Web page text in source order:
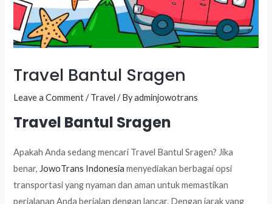
Travel Bantul Sragen
Leave a Comment /Travel / Byadminjowotrans
Travel Bantul Sragen
Apakah Anda sedang mencari Travel Bantul Sragen? Jika
benar, JowoTrans Indonesia menyediakan berbagai opsi
transportasi yang nyaman dan aman untuk memastikan
perjalanan Anda berjalan dengan lancar. Dengan jarak yang